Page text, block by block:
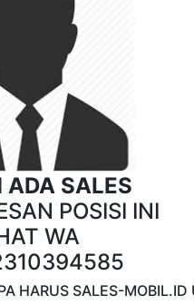
ADA SALES
POSISI INI
WA
HARUS SALES-